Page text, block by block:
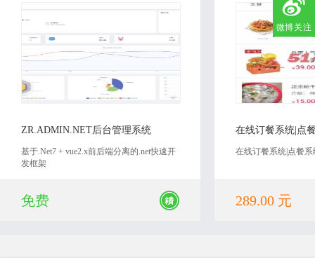
微博关注
ZR.ADMIN.NET后台管理系统
基于.Net7 + vue2.x前后端分离的.net快速开
发框架
免费
在线订餐系统|点餐
289.00 元